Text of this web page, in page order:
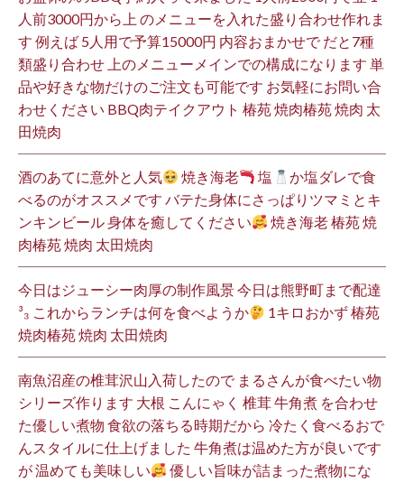
人前3000円から上 のメニューを入れた盛り合わせ作れま
す 例えば 5人用で予算15000円 内容おまかせで だと7種
類盛り合わせ 上のメニューメインでの構成になります 単
品や好きな物だけのご注文も可能です お気軽にお問い合
わせください BBQ肉テイクアウト 椿苑 焼肉椿苑 焼肉 太
田焼肉
酒のあてに意外と人気 焼き海老 塩
か塩ダレで食
べるのがオススメです バテた身体にさっぱりツマミとキ
ンキンビール 身体を癒してください
焼き海老 椿苑 焼
肉椿苑 焼肉 太田焼肉
今日はジューシー肉厚の制作風景 今日は熊野町まで配達
³₃ これからランチは何を食べようか
1キロおかず 椿苑
焼肉椿苑 焼肉 太田焼肉
南魚沼産の椎茸沢山入荷したので まるさんが食べたい物
シリーズ作ります 大根 こんにゃく 椎茸 牛角煮 を合わせ
た優しい煮物 食欲の落ちる時期だから 冷たく食べるおで
んスタイルに仕上げました 牛角煮は温めた方が良いです
が 温めても美味しい
優しい旨味が詰まった煮物にな